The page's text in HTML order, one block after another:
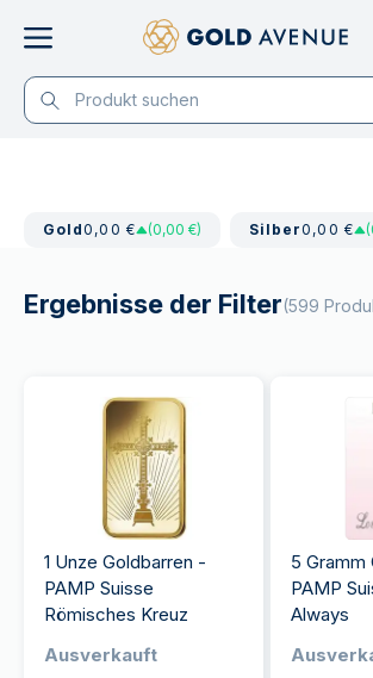
Gold0,00 € (0,00 €) Silber0,00 €
Ergebnisse der Filter(599
1 Unze Goldbarren -
PAMP Suisse
Römisches Kreuz
Ausverkauft
5 Gramm
PAMP
Always